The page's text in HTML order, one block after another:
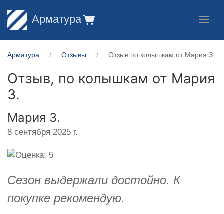
Арматура
Арматура Отзывы Отзыв по колышкам от Мария З.
Отзыв, по колышкам от Мария
З.
Мария З.
8 сентября 2025 г.
Cезон выдержали достойно. К
покупке рекомендую.